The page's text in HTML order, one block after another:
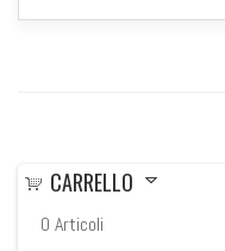
CARRELLO
0 Articoli